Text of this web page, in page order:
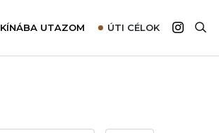
KÍNÁBA UTAZOM ÚTI CÉLOK